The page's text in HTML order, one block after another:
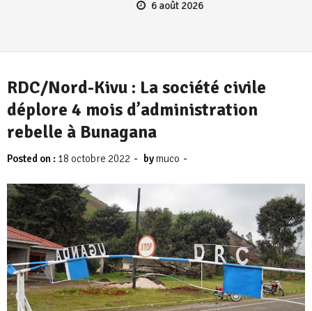
6 août 2026
RDC/Nord-Kivu : La société civile
déplore 4 mois d’administration
rebelle à Bunagana
Posted on : 18 octobre 2022 - bymuco -